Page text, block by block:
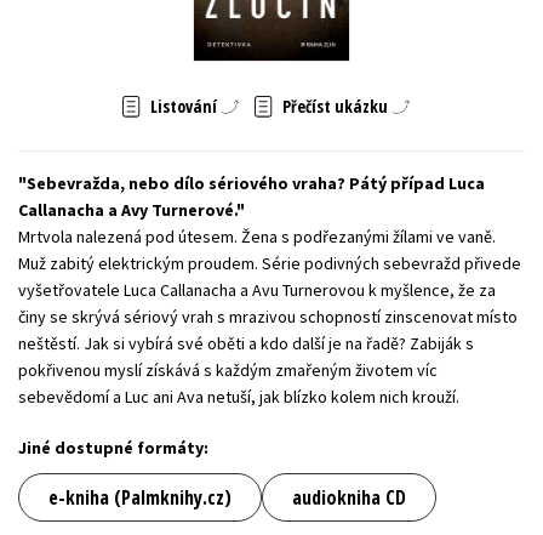
Zahraniční literatura
Listování Přečíst ukázku
Sebevražda, nebo dílo sériového vraha? Pátý případ Luca
Callanacha a Avy Turnerové.
Mrtvola nalezená pod útesem. Žena s podřezanými žílami ve vaně.
Muž zabitý elektrickým proudem. Série podivných sebevražd přivede
vyšetřovatele Luca Callanacha a Avu Turnerovou k myšlence, že za
činy se skrývá sériový vrah s mrazivou schopností zinscenovat místo
neštěstí. Jak si vybírá své oběti a kdo další je na řadě? Zabiják s
pokřivenou myslí získává s každým zmařeným životem víc
sebevědomí a Luc ani Ava netuší, jak blízko kolem nich krouží.
Jiné dostupné formáty:
e-kniha (Palmknihy.cz) audiokniha CD